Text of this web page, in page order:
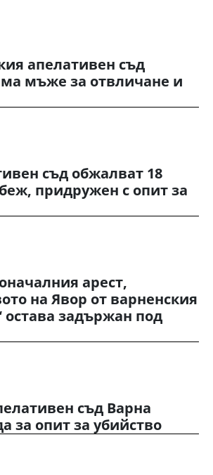
апелативен съд
мъже за отвличане и
съд обжалват 18
придружен с опит за
арест,
на Явор от варненския
остава задържан под
съд Варна
за опит за убийство